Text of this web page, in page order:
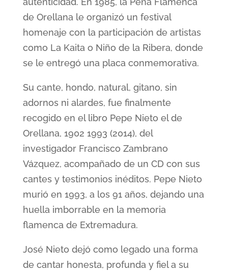
de Orellana le organizó un festival
homenaje con la participación de artistas
como La Kaita o Niño de la Ribera, donde
se le entregó una placa conmemorativa.
Su cante, hondo, natural, gitano, sin
adornos ni alardes, fue finalmente
recogido en el libro Pepe Nieto el de
Orellana, 1902 1993 (2014), del
investigador Francisco Zambrano
Vázquez, acompañado de un CD con sus
cantes y testimonios inéditos. Pepe Nieto
murió en 1993, a los 91 años, dejando una
huella imborrable en la memoria
flamenca de Extremadura.
José Nieto dejó como legado una forma
de cantar honesta, profunda y fiel a su